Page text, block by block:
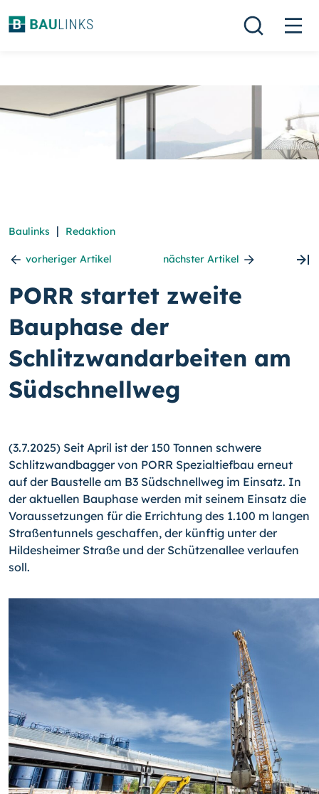
Baulinks | Redaktion
vorheriger Artikel nächster Artikel
PORR startet zweite
Bauphase der
Schlitzwandarbeiten am
Südschnellweg
(3.7.2025) Seit April ist der 150 Tonnen schwere
Schlitzwandbagger von PORR Spezialtiefbau erneut
auf der Baustelle am B3 Südschnellweg im Einsatz. In
der aktuellen Bauphase werden mit seinem Einsatz die
Voraussetzungen für die Errichtung des 1.100 m langen
Straßentunnels geschaffen, der künftig unter der
Hildesheimer Straße und der Schützenallee verlaufen
soll.